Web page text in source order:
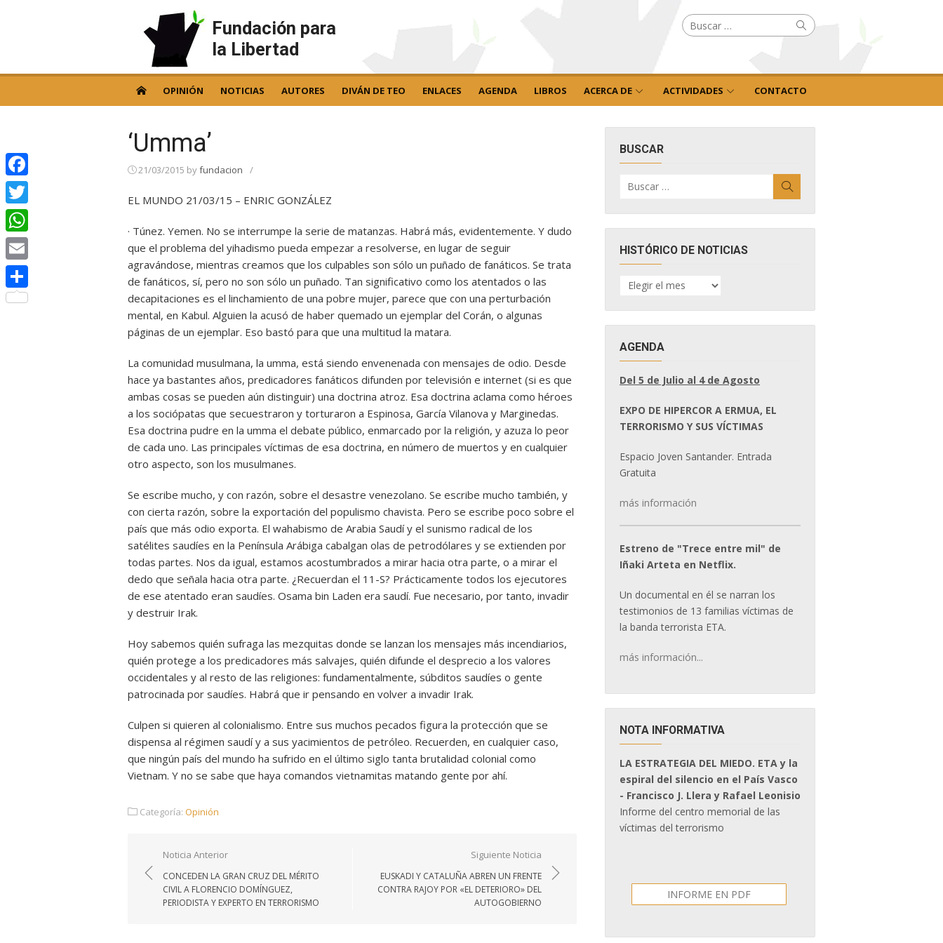
Fundación para
la Libertad
Buscar
por: Buscar
OPINIÓN NOTICIAS AUTORES DIVÁN DE TEO ENLACES AGENDA LIBROS ACERCA DE ACTIVIDADES CONTACTO
‘Umma’
21/03/2015 byfundacion /
EL MUNDO 21/03/15 – ENRIC GONZÁLEZ
· Túnez. Yemen. No se interrumpe la serie de matanzas. Habrá más, evidentemente. Y dudo
que el problema del yihadismo pueda empezar a resolverse, en lugar de seguir
agravándose, mientras creamos que los culpables son sólo un puñado de fanáticos. Se trata
de fanáticos, sí, pero no son sólo un puñado. Tan significativo como los atentados o las
decapitaciones es el linchamiento de una pobre mujer, parece que con una perturbación
mental, en Kabul. Alguien la acusó de haber quemado un ejemplar del Corán, o algunas
páginas de un ejemplar. Eso bastó para que una multitud la matara.
La comunidad musulmana, la umma, está siendo envenenada con mensajes de odio. Desde
hace ya bastantes años, predicadores fanáticos difunden por televisión e internet (si es que
ambas cosas se pueden aún distinguir) una doctrina atroz. Esa doctrina aclama como héroes
a los sociópatas que secuestraron y torturaron a Espinosa, García Vilanova y Marginedas.
Esa doctrina pudre en la umma el debate público, enmarcado por la religión, y azuza lo peor
de cada uno. Las principales víctimas de esa doctrina, en número de muertos y en cualquier
otro aspecto, son los musulmanes.
Se escribe mucho, y con razón, sobre el desastre venezolano. Se escribe mucho también, y
con cierta razón, sobre la exportación del populismo chavista. Pero se escribe poco sobre el
país que más odio exporta. El wahabismo de Arabia Saudí y el sunismo radical de los
satélites saudíes en la Península Arábiga cabalgan olas de petrodólares y se extienden por
todas partes. Nos da igual, estamos acostumbrados a mirar hacia otra parte, o a mirar el
dedo que señala hacia otra parte. ¿Recuerdan el 11-S? Prácticamente todos los ejecutores
de ese atentado eran saudíes. Osama bin Laden era saudí. Fue necesario, por tanto, invadir
y destruir Irak.
Hoy sabemos quién sufraga las mezquitas donde se lanzan los mensajes más incendiarios,
quién protege a los predicadores más salvajes, quién difunde el desprecio a los valores
occidentales y al resto de las religiones: fundamentalmente, súbditos saudíes o gente
patrocinada por saudíes. Habrá que ir pensando en volver a invadir Irak.
Culpen si quieren al colonialismo. Entre sus muchos pecados figura la protección que se
dispensa al régimen saudí y a sus yacimientos de petróleo. Recuerden, en cualquier caso,
que ningún país del mundo ha sufrido en el último siglo tanta brutalidad colonial como
Vietnam. Y no se sabe que haya comandos vietnamitas matando gente por ahí.
Categoría: Opinión
Navegación
de
entradas
Noticia Anterior
CONCEDEN LA GRAN CRUZ DEL MÉRITO
CIVIL A FLORENCIO DOMÍNGUEZ,
PERIODISTA Y EXPERTO EN TERRORISMO
Siguiente Noticia
EUSKADI Y CATALUÑA ABREN UN FRENTE
CONTRA RAJOY POR «EL DETERIORO» DEL
AUTOGOBIERNO
BUSCAR
por:
HISTÓRICO DE NOTICIAS
HISTÓRICO
DE
AGENDA
Del 5 de Julio al 4 de Agosto
EXPO DE HIPERCOR A ERMUA, EL
TERRORISMO Y SUS VÍCTIMAS
Espacio Joven Santander. Entrada
Gratuita
más información
Estreno de "Trece entre mil" de
Iñaki Arteta en Netflix.
Un documental en él se narran los
testimonios de 13 familias víctimas de
la banda terrorista ETA.
más información...
NOTA INFORMATIVA
LA ESTRATEGIA DEL MIEDO. ETA y la
espiral del silencio en el País Vasco
- Francisco J. Llera y Rafael Leonisio
Informe del centro memorial de las
víctimas del terrorismo
INFORME EN PDF
Facebook
Twitter
WhatsApp
Email
Compartir